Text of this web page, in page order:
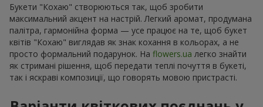
Букети "Кохаю" створюються так, щоб зробити
максимальний акцент на настрій. Легкий аромат, продумана
палітра, гармонійна форма — усе працює на те, щоб букет
квітів "Кохаю" виглядав як знак кохання в кольорах, а не
просто формальний подарунок. На flowers.ua легко знайти
як стримані рішення, щоб передати теплі почуття в букеті,
так і яскраві композиції, що говорять мовою пристрасті.